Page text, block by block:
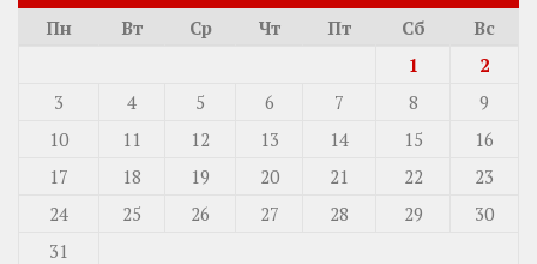
Пн
Вт Ср Чт Пт Сб
Вс
1
2
3
4 5 6 7 8
9
10
11 12 13 14 15
16
17
18 19 20 21 22
23
24
25 26 27 28 29
30
31